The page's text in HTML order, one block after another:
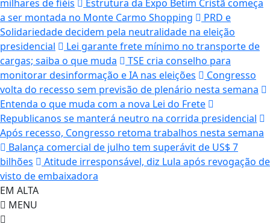
milhares de fiéis
Estrutura da Expo Betim Cristã começa
a ser montada no Monte Carmo Shopping
PRD e
Solidariedade decidem pela neutralidade na eleição
presidencial
Lei garante frete mínimo no transporte de
cargas; saiba o que muda
TSE cria conselho para
monitorar desinformação e IA nas eleições
Congresso
volta do recesso sem previsão de plenário nesta semana
Entenda o que muda com a nova Lei do Frete
Republicanos se manterá neutro na corrida presidencial
Após recesso, Congresso retoma trabalhos nesta semana
Balança comercial de julho tem superávit de US$ 7
bilhões
Atitude irresponsável, diz Lula após revogação de
visto de embaixadora
EM ALTA
MENU